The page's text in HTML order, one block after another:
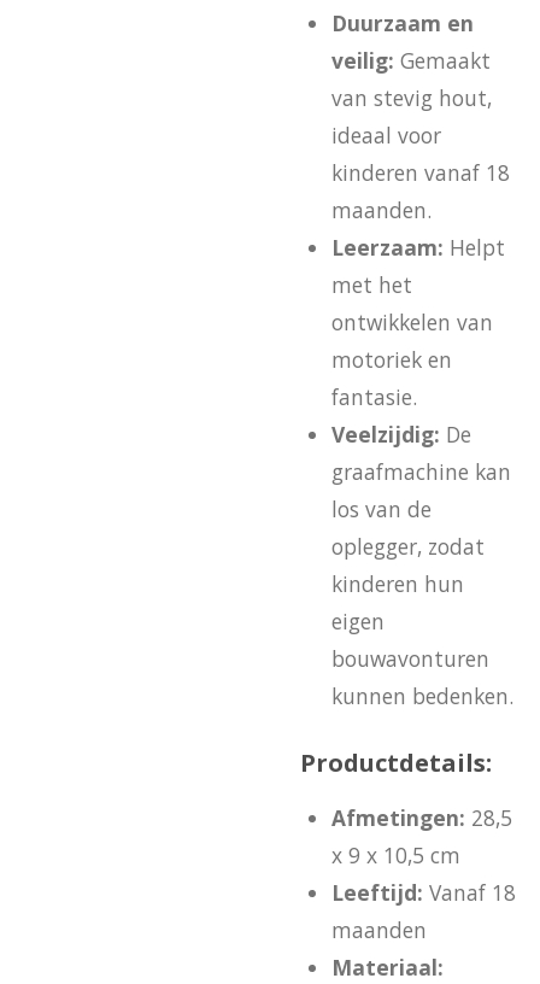
Duurzaam en
veilig: Gemaakt
van stevig hout,
ideaal voor
kinderen vanaf 18
maanden.
Leerzaam: Helpt
met het
ontwikkelen van
motoriek en
fantasie.
Veelzijdig: De
graafmachine kan
los van de
oplegger, zodat
kinderen hun
eigen
bouwavonturen
kunnen bedenken.
Productdetails:
Afmetingen: 28,5
x 9 x 10,5 cm
Leeftijd: Vanaf 18
maanden
Materiaal: